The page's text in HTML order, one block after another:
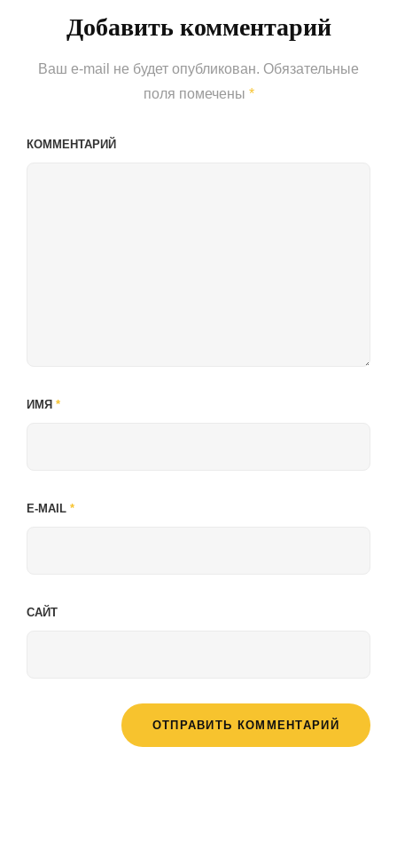
Добавить комментарий
Ваш e-mail не будет опубликован. Обязательные
поля помечены *
КОММЕНТАРИЙ
ИМЯ *
E-MAIL *
САЙТ